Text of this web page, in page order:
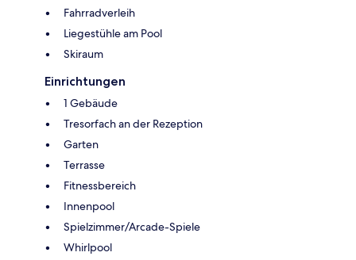
Fahrradverleih
Liegestühle am Pool
Skiraum
Einrichtungen
1 Gebäude
Tresorfach an der Rezeption
Garten
Terrasse
Fitnessbereich
Innenpool
Spielzimmer/Arcade-Spiele
Whirlpool